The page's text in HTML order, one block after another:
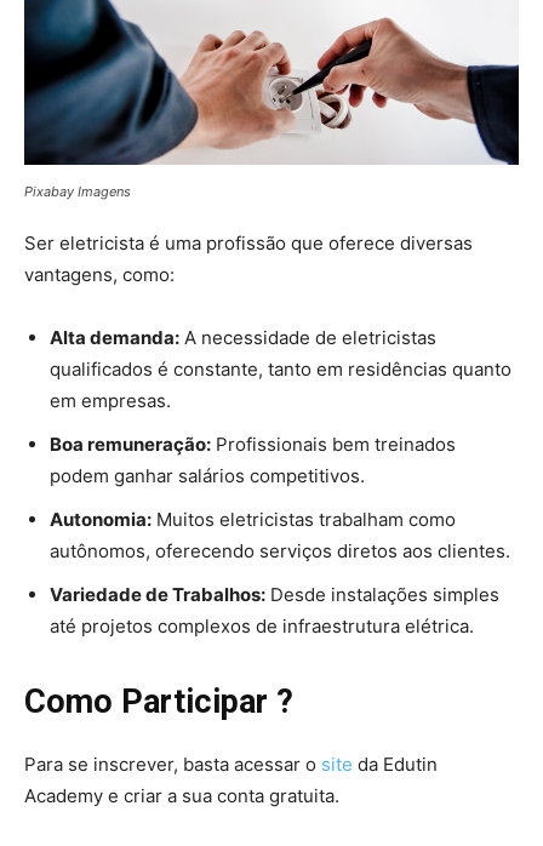
Pixabay Imagens
Ser eletricista é uma profissão que oferece diversas
vantagens, como:
Alta demanda: A necessidade de eletricistas
qualificados é constante, tanto em residências quanto
em empresas.
Boa remuneração: Profissionais bem treinados
podem ganhar salários competitivos.
Autonomia: Muitos eletricistas trabalham como
autônomos, oferecendo serviços diretos aos clientes.
Variedade de Trabalhos: Desde instalações simples
até projetos complexos de infraestrutura elétrica.
Como Participar ?
Para se inscrever, basta acessar o site da Edutin
Academy e criar a sua conta gratuita.